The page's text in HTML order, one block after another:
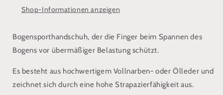
Shop-Informationen anzeigen
Bogensporthandschuh, der die Finger beim Spannen des
Bogens vor übermäßiger Belastung schützt.
Es besteht aus hochwertigem Vollnarben- oder Ölleder und
zeichnet sich durch eine hohe Strapazierfähigkeit aus.